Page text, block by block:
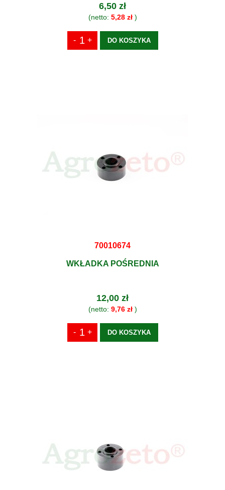
6,50 zł
(netto: 5,28 zł)
DO KOSZYKA
70010674
WKŁADKA POŚREDNIA
12,00 zł
(netto: 9,76 zł)
DO KOSZYKA